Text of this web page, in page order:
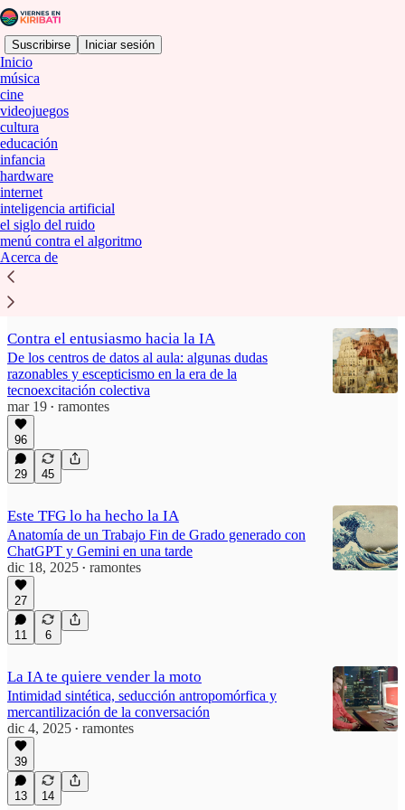
Suscribirse Iniciar sesión
Inicio
música
cine
videojuegos
cultura
educación
infancia
hardware
internet
inteligencia artificial
el siglo del ruido
menú contra el algoritmo
Acerca de
inteligencia artificial
La IA acabará con la Universidad
A menos que dejemos de fingir que entregar un
trabajo significa haber aprendido
jul 30 • ramontes
75
Contra el entusiasmo hacia la IA
De los centros de datos al aula: algunas dudas
razonables y escepticismo en la era de la
tecnoexcitación colectiva
mar 19 • ramontes
96
29 45
Este TFG lo ha hecho la IA
Anatomía de un Trabajo Fin de Grado generado con
ChatGPT y Gemini en una tarde
dic 18, 2025 • ramontes
27
11 6
La IA te quiere vender la moto
Intimidad sintética, seducción antropomórfica y
mercantilización de la conversación
dic 4, 2025 • ramontes
39
13 14